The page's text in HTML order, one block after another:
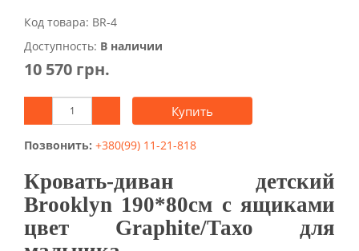
Код товара: BR-4
Доступность: В наличии
10 570 грн.
Купить
Позвонить: +380(99) 11-21-818
Кровать-диван детский
Brooklyn 190*80см с ящиками
цвет Graphite/Тахо для